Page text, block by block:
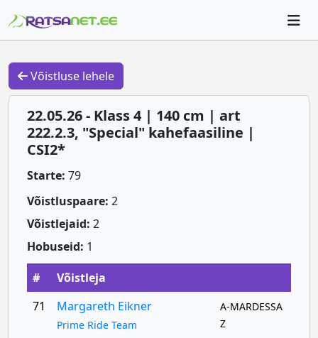
Võistluse lehele
22.05.26 - Klass 4 | 140 cm | art
222.2.3, "Special" kahefaasiline |
CSI2*
Starte: 79
Võistluspaare: 2
Võistlejaid: 2
Hobuseid: 1
#
Võistleja
71
Margareth Eikner
Prime Ride Team
A-MARDESSA
Z